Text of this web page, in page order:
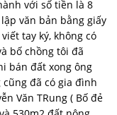
với số tiền là 8
văn bản bằng giấy
tay ký, không có
bố chồng tôi đã
bán đất xong ông
đã có gia đình
Văn TRung ( Bố đẻ